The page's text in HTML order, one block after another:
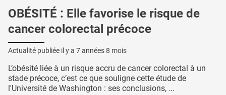
OBÉSITÉ : Elle favorise le risque de
cancer colorectal précoce
Actualité publiée il y a 7 années 8 mois
L’obésité liée à un risque accru de cancer colorectal à un
stade précoce, c’est ce que souligne cette étude de
l'Université de Washington : ses conclusions, ...